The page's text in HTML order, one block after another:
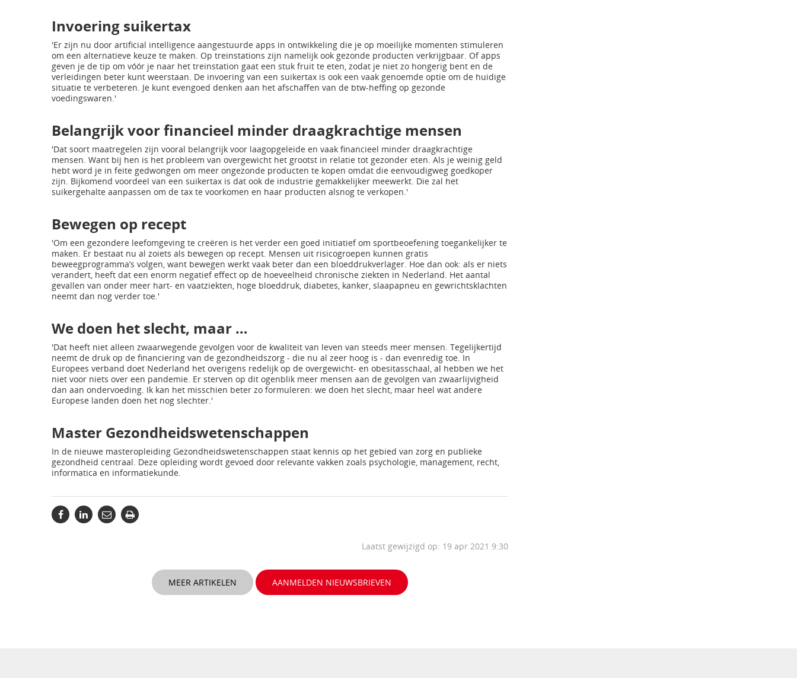
Invoering suikertax
'Er zijn nu door artificial intelligence aangestuurde apps in ontwikkeling die je op moeilijke momenten stimuleren
om een alternatieve keuze te maken. Op treinstations zijn namelijk ook gezonde producten verkrijgbaar. Of apps
geven je de tip om vóór je naar het treinstation gaat een stuk fruit te eten, zodat je niet zo hongerig bent en de
verleidingen beter kunt weerstaan. De invoering van een suikertax is ook een vaak genoemde optie om de huidige
situatie te verbeteren. Je kunt evengoed denken aan het afschaffen van de btw-heffing op gezonde
voedingswaren.'
Belangrijk voor financieel minder draagkrachtige mensen
'Dat soort maatregelen zijn vooral belangrijk voor laagopgeleide en vaak financieel minder draagkrachtige
mensen. Want bij hen is het probleem van overgewicht het grootst in relatie tot gezonder eten. Als je weinig geld
hebt word je in feite gedwongen om meer ongezonde producten te kopen omdat die eenvoudigweg goedkoper
zijn. Bijkomend voordeel van een suikertax is dat ook de industrie gemakkelijker meewerkt. Die zal het
suikergehalte aanpassen om de tax te voorkomen en haar producten alsnog te verkopen.'
Bewegen op recept
'Om een gezondere leefomgeving te creëren is het verder een goed initiatief om sportbeoefening toegankelijker te
maken. Er bestaat nu al zoiets als bewegen op recept. Mensen uit risicogroepen kunnen gratis
beweegprogramma’s volgen, want bewegen werkt vaak beter dan een bloeddrukverlager. Hoe dan ook: als er niets
verandert, heeft dat een enorm negatief effect op de hoeveelheid chronische ziekten in Nederland. Het aantal
gevallen van onder meer hart- en vaatziekten, hoge bloeddruk, diabetes, kanker, slaapapneu en gewrichtsklachten
neemt dan nog verder toe.'
We doen het slecht, maar …
'Dat heeft niet alleen zwaarwegende gevolgen voor de kwaliteit van leven van steeds meer mensen. Tegelijkertijd
neemt de druk op de financiering van de gezondheidszorg - die nu al zeer hoog is - dan evenredig toe. In
Europees verband doet Nederland het overigens redelijk op de overgewicht- en obesitasschaal, al hebben we het
niet voor niets over een pandemie. Er sterven op dit ogenblik meer mensen aan de gevolgen van zwaarlijvigheid
dan aan ondervoeding. Ik kan het misschien beter zo formuleren: we doen het slecht, maar heel wat andere
Europese landen doen het nog slechter.'
Master Gezondheidswetenschappen
In de nieuwe masteropleiding Gezondheidswetenschappen staat kennis op het gebied van zorg en publieke
gezondheid centraal. Deze opleiding wordt gevoed door relevante vakken zoals psychologie, management, recht,
informatica en informatiekunde.
Laatst gewijzigd op: 19 apr 2021 9:30
MEER ARTIKELEN AANMELDEN NIEUWSBRIEVEN